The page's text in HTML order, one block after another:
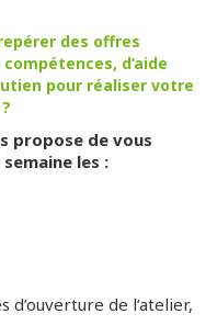
des offres
d’aide
pour réaliser votre
propose de vous
les :
d’ouverture de l’atelier,